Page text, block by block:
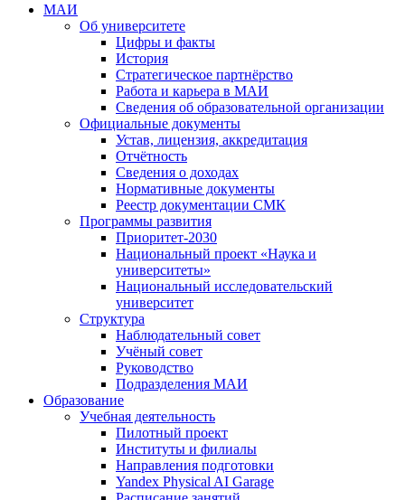
МАИ
Об университете
Цифры и факты
История
Стратегическое партнёрство
Работа и карьера в МАИ
Сведения об образовательной организации
Официальные документы
Устав, лицензия, аккредитация
Отчётность
Сведения о доходах
Нормативные документы
Реестр документации СМК
Программы развития
Приоритет-2030
Национальный проект «Наука и
университеты»
Национальный исследовательский
университет
Структура
Наблюдательный совет
Учёный совет
Руководство
Подразделения МАИ
Образование
Учебная деятельность
Пилотный проект
Институты и филиалы
Направления подготовки
Yandex Physical AI Garage